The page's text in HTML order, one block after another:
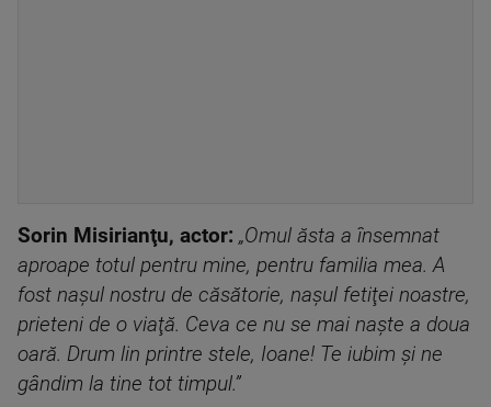
Sorin Misirianţu, actor: „Omul ăsta a însemnat
aproape totul pentru mine, pentru familia mea. A
fost naşul nostru de căsătorie, naşul fetiţei noastre,
prieteni de o viaţă. Ceva ce nu se mai naşte a doua
oară. Drum lin printre stele, Ioane! Te iubim şi ne
gândim la tine tot timpul.”